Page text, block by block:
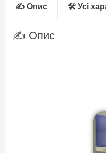
✍ Опис 🛠 Усі
✍ Опис